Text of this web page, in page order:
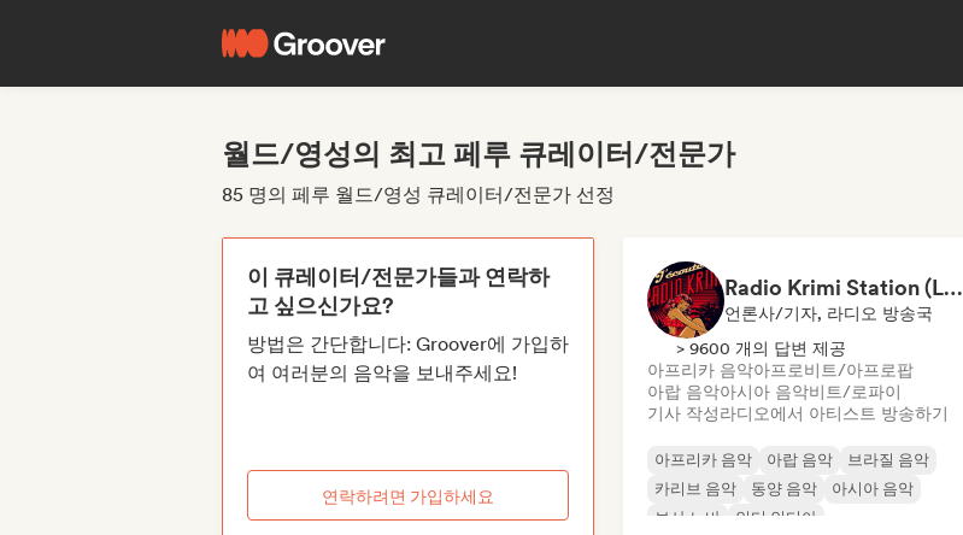
월드/영성의 최고 페루 큐레이터/전문가
85 명의 페루 월드/영성 큐레이터/전문가 선정
이 큐레이터/전문가들과 연락하
고 싶으신가요?
방법은 간단합니다: Groover에 가입하
여 여러분의 음악을 보내주세요!
연락하려면 가입하세요
Radio Krimi Station (La Radio)
언론사/기자, 라디오 방송국
> 9600 개의 답변 제공
아프리카 음악아프로비트/아프로팝
아랍 음악아시아 음악비트/로파이
기사 작성라디오에서 아티스트 방송하기
아프리카 음악 아랍 음악
브라질 음악
카리브 음악
동양 음악
아시아 음악
보사 노바
인디 인디아